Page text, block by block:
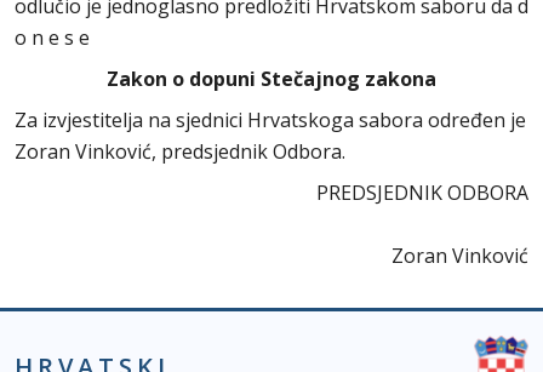
odlučio je jednoglasno predložiti Hrvatskom saboru da d
o n e s e
Zakon o dopuni Stečajnog zakona
Za izvjestitelja na sjednici Hrvatskoga sabora određen je
Zoran Vinković, predsjednik Odbora.
PREDSJEDNIK ODBORA
Zoran Vinković